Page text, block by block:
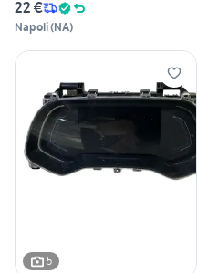
22 €
Napoli(NA)
5